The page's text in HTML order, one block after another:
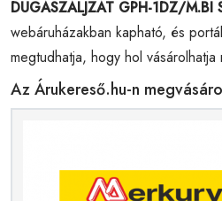
DUGASZALJZAT GPH-1DZ/
webáruházakban kapható, és
megtudhatja, hogy hol
Az Árukereső.hu-n